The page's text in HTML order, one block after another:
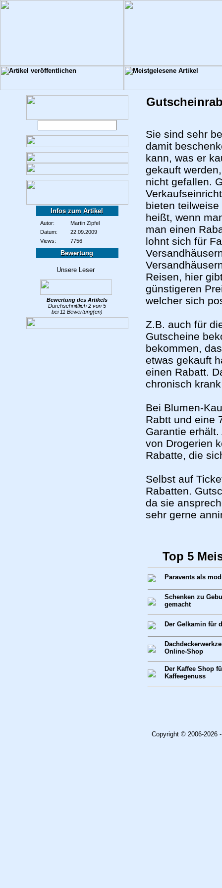
Infos zum Artikel
Autor:
Martin Zipfel
Datum:
22.09.2009
Views:
7756
Bewertung
Bewertung des Artikels
Durchschnittlich 2 von 5
bei 11 Bewertung(en)
Sie sind sehr
damit
kann, was er
gekauft
nicht gefallen.
bieten
heißt, wenn
man einen
lohnt sich für
Reisen, hier
günstigeren
welcher sich
Z.B. auch für
Gutscheine
bekommen,
etwas gekauft
einen Rabatt.
chronisch
Bei Blumen-
Rabtt und eine
Garantie
von Drogerien
Rabatte, die
Selbst auf
Rabatten.
da sie
sehr gerne
Top 5
Paravents als
Schenken zu
gemacht
Der Gelkamin für
Online-Shop
Der Kaffee Shop
Kaffeegenuss
Copyright © 2006-